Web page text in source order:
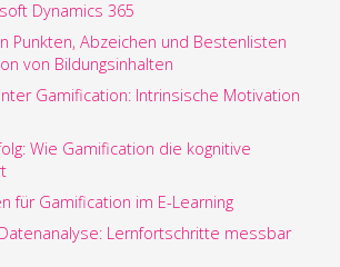
Dynamics 365
Punkten, Abzeichen und Bestenlisten
von Bildungsinhalten
Gamification: Intrinsische Motivation
Wie Gamification die kognitive
für Gamification im E-Learning
Lernfortschritte messbar